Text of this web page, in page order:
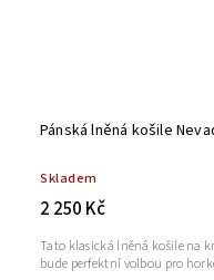
Pánská lněná košile
Skladem
2 250 Kč
Tato klasická lněná košile na
bude perfektní volbou pro